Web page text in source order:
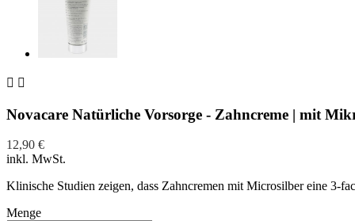
 
Novacare Natürliche Vorsorge - Zahncreme | mit
12,90 €
inkl. MwSt.
Klinische Studien zeigen, dass Zahncremen mit Microsilber eine 3-
Menge